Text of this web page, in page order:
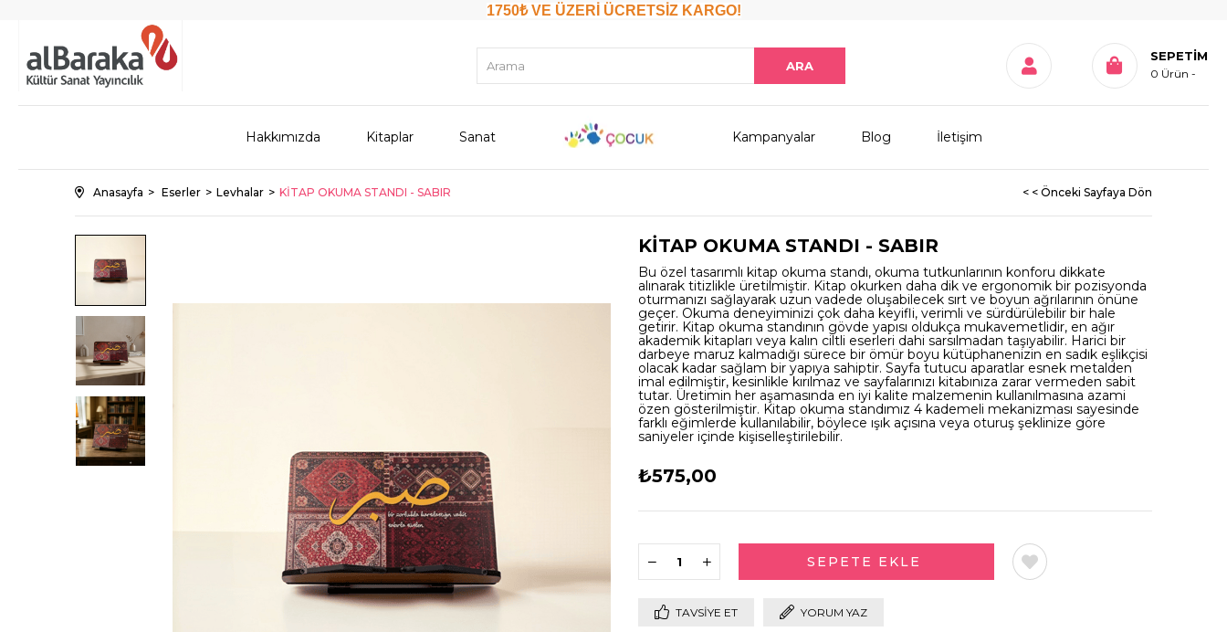
1750₺ VE ÜZERİ ÜCRETSİZ KARGO!
SEPETIM
0 Ürün
Hakkımızda Kitaplar Sanat Kampanyalar Blog İletişim
Anasayfa Eserler Levhalar KİTAP OKUMA STANDI - SABIR < < Önceki Sayfaya Dön
KİTAP OKUMA STANDI - SABIR
Bu özel tasarımlı kitap okuma standı, okuma tutkunlarının konforu dikkate
alınarak titizlikle üretilmiştir. Kitap okurken daha dik ve ergonomik bir pozisyonda
oturmanızı sağlayarak uzun vadede oluşabilecek sırt ve boyun ağrılarının önüne
geçer. Okuma deneyiminizi çok daha keyifli, verimli ve sürdürülebilir bir hale
getirir. Kitap okuma standının gövde yapısı oldukça mukavemetlidir, en ağır
akademik kitapları veya kalın ciltli eserleri dahi sarsılmadan taşıyabilir. Harici bir
darbeye maruz kalmadığı sürece bir ömür boyu kütüphanenizin en sadık eşlikçisi
olacak kadar sağlam bir yapıya sahiptir. Sayfa tutucu aparatlar esnek metalden
imal edilmiştir, kesinlikle kırılmaz ve sayfalarınızı kitabınıza zarar vermeden sabit
tutar. Üretimin her aşamasında en iyi kalite malzemenin kullanılmasına azami
özen gösterilmiştir. Kitap okuma standımız 4 kademeli mekanizması sayesinde
farklı eğimlerde kullanılabilir, böylece ışık açısına veya oturuş şeklinize göre
saniyeler içinde kişiselleştirilebilir.
₺575,00
TAVSIYE ET YORUM YAZ